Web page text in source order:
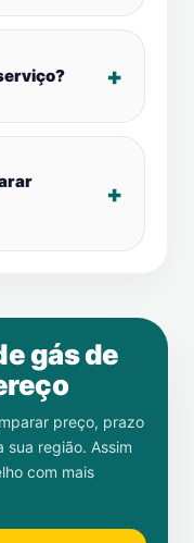
gás de
preço, prazo
região. Assim
com mais